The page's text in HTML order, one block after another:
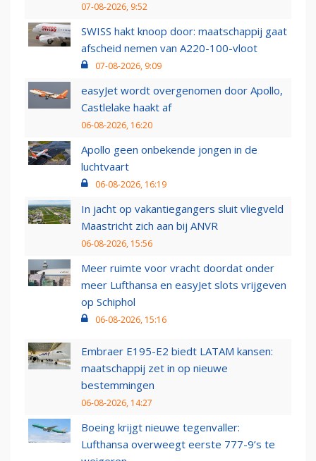
07-08-2026, 9:52
SWISS hakt knoop door: maatschappij gaat
afscheid nemen van A220-100-vloot
07-08-2026, 9:09
easyJet wordt overgenomen door Apollo,
Castlelake haakt af
06-08-2026, 16:20
Apollo geen onbekende jongen in de
luchtvaart
06-08-2026, 16:19
In jacht op vakantiegangers sluit vliegveld
Maastricht zich aan bij ANVR
06-08-2026, 15:56
Meer ruimte voor vracht doordat onder
meer Lufthansa en easyJet slots vrijgeven
op Schiphol
06-08-2026, 15:16
Embraer E195-E2 biedt LATAM kansen:
maatschappij zet in op nieuwe
bestemmingen
06-08-2026, 14:27
Boeing krijgt nieuwe tegenvaller:
Lufthansa overweegt eerste 777-9’s te